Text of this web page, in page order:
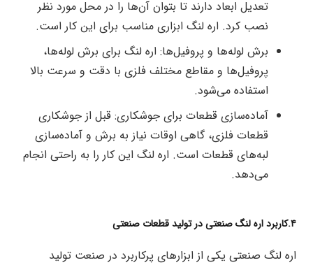
تعدیل ابعاد دارند تا بتوان آن‌ها را در محل مورد نظر
نصب کرد. اره لنگ ابزاری مناسب برای این کار است.
برش لوله‌ها و پروفیل‌ها: اره لنگ برای برش لوله‌ها،
پروفیل‌ها و مقاطع مختلف فلزی با دقت و سرعت بالا
استفاده می‌شود.
آماده‌سازی قطعات برای جوشکاری: قبل از جوشکاری
قطعات فلزی، گاهی اوقات نیاز به برش و آماده‌سازی
لبه‌های قطعات است. اره لنگ این کار را به راحتی انجام
می‌دهد.
۴.کاربرد اره لنگ صنعتی در تولید قطعات صنعتی
اره لنگ صنعتی یکی از ابزارهای پرکاربرد در صنعت تولید